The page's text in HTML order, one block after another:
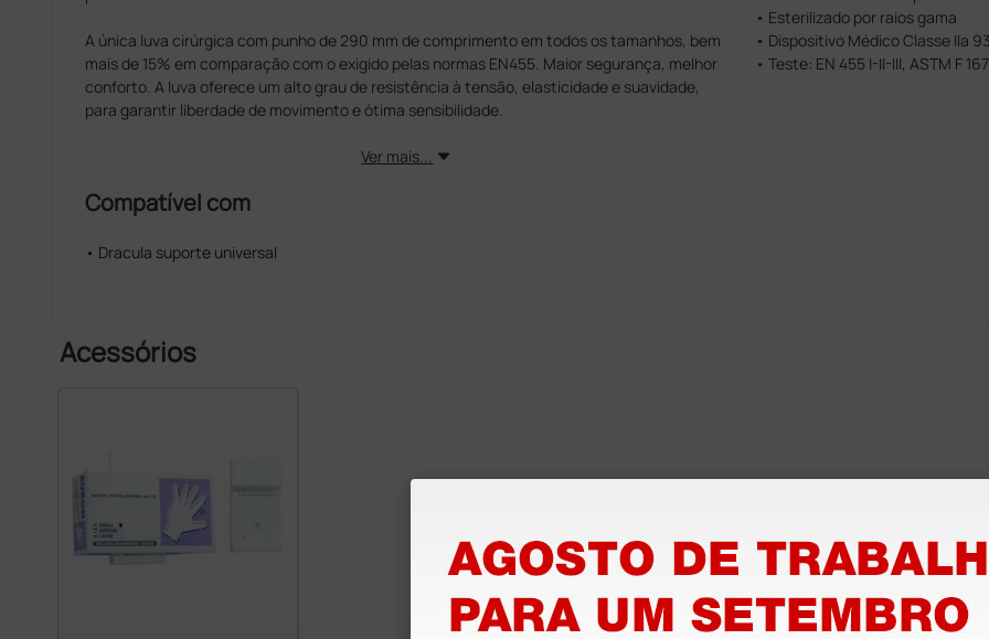
A única luva cirúrgica com punho de 290 mm de comprimento em todos os tamanhos, bem
mais de 15% em comparação com o exigido pelas normas EN455. Maior segurança, melhor
conforto. A luva oferece um alto grau de resistência à tensão, elasticidade e suavidade,
para garantir liberdade de movimento e ótima sensibilidade.
Ver mais...
Compatível com
• Dracula suporte universal
• Esterilizado por raios gama
• Dispositivo Médico Classe IIa
• Teste: EN 455 I-II-III, ASTM F
Acessórios